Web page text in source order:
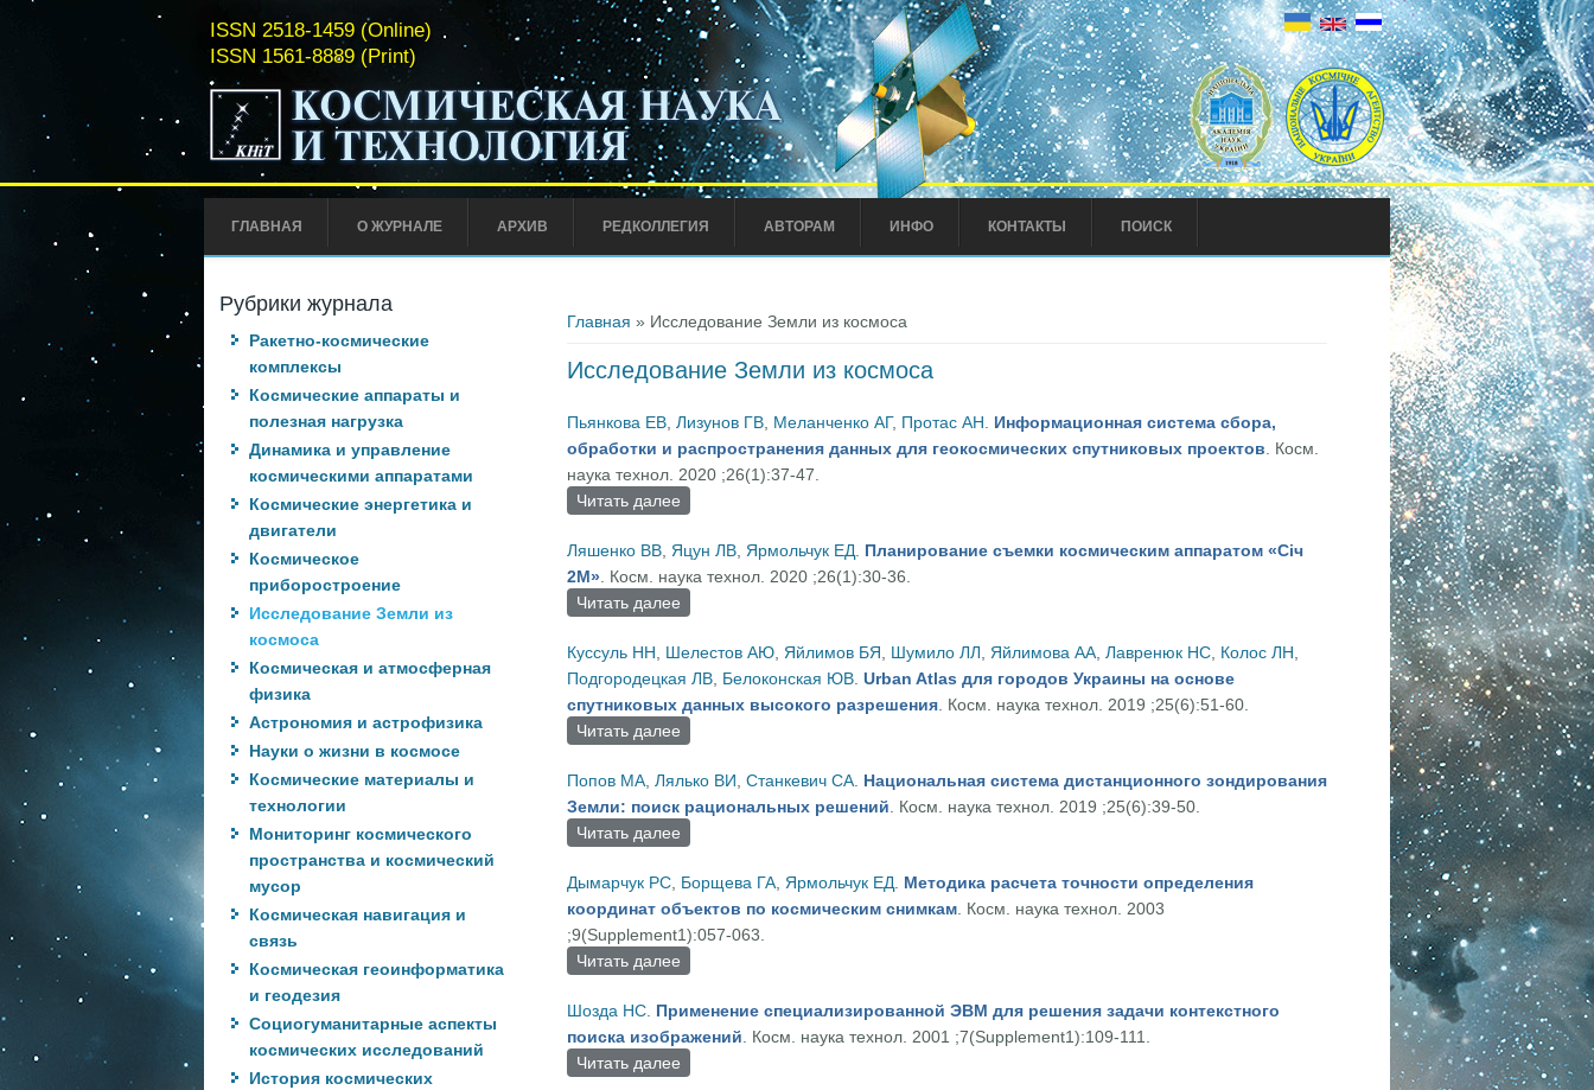
ISSN 2518-1459 (Online)
ISSN 1561-8889 (Print)
ГЛАВНАЯ О ЖУРНАЛЕ АРХИВ РЕДКОЛЛЕГИЯ АВТОРАМ ИНФО КОНТАКТЫ ПОИСК
Главная » Исследование Земли из космоса
Исследование Земли из космоса
Пьянкова ЕВ, Лизунов ГВ, Меланченко АГ, Протас АН. Информационная система сбора,
обработки и распространения данных для геокосмических спутниковых проектов. Косм.
наука технол. 2020 ;26(1):37-47.
Читать далее о Информационная система сбора, обработки и распространения данных для геокосмических спутниковых
Ляшенко ВВ, Яцун ЛВ, Ярмольчук ЕД. Планирование съемки космическим аппаратом «Січ
2М». Косм. наука технол. 2020 ;26(1):30-36.
Читать далее
Куссуль НН, Шелестов АЮ, Яйлимов БЯ, Шумило ЛЛ, Яйлимова АА, Лавренюк НС, Колос ЛН,
Подгородецкая ЛВ, Белоконская ЮВ. Urban Atlas для городов Украины на основе
спутниковых данных высокого разрешения. Косм. наука технол. 2019 ;25(6):51-60.
Читать далее
Попов МА, Лялько ВИ, Станкевич СА. Национальная система дистанционного зондирования
Земли: поиск рациональных решений. Косм. наука технол. 2019 ;25(6):39-50.
Читать далее о Национальная система дистанционного зондирования Земли: поиск рациональных решений
Дымарчук РС, Борщева ГА, Ярмольчук ЕД. Методика расчета точности определения
координат объектов по космическим снимкам. Косм. наука технол. 2003
;9(Supplement1):057-063.
Читать далее
Шозда НС. Применение специализированной ЭВМ для решения задачи контекстного
поиска изображений. Косм. наука технол. 2001 ;7(Supplement1):109-111.
Читать далее о Применение специализированной ЭВМ для решения задачи контекстного поиска изображений
Рубрики журнала
Ракетно-космические
комплексы
Космические аппараты и
полезная нагрузка
Динамика и управление
космическими аппаратами
Космические энергетика и
двигатели
Космическое
приборостроение
Исследование Земли из
космоса
Космическая и атмосферная
физика
Астрономия и астрофизика
Науки о жизни в космосе
Космические материалы и
технологии
Мониторинг космического
пространства и космический
мусор
Космическая навигация и
связь
Космическая геоинформатика
и геодезия
Социогуманитарные аспекты
космических исследований
История космических